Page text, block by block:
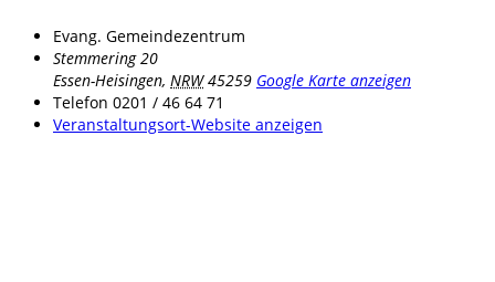
Evang. Gemeindezentrum
Stemmering 20
Essen-Heisingen, NRW 45259 Google Karte anzeigen
Telefon 0201 / 46 64 71
Veranstaltungsort-Website anzeigen